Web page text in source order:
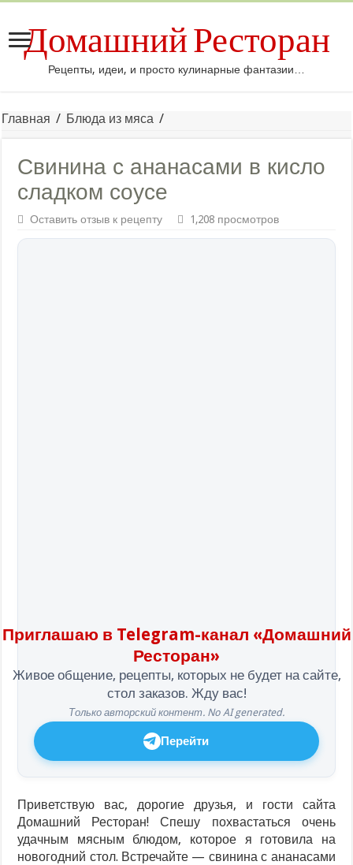
Домашний Ресторан
Рецепты, идеи, и просто кулинарные фантазии…
Главная / Блюда из мяса /
Свинина с ананасами в кисло
сладком соусе
Оставить отзыв к рецепту 1,208 просмотров
Приглашаю в Telegram-канал «Домашний
Ресторан»
Живое общение, рецепты, которых не будет на сайте,
стол заказов. Жду вас!
Только авторский контент. No AI generated.
Перейти
Приветствую вас, дорогие друзья, и гости сайта
Домашний Ресторан! Спешу похвастаться очень
удачным мясным блюдом, которое я готовила на
новогодний стол. Встречайте — свинина с ананасами